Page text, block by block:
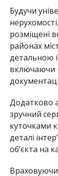
Будучи
розміщені
районах
детальною
включаючи
Додатково
зручний
куточками
деталі
об’єкта на